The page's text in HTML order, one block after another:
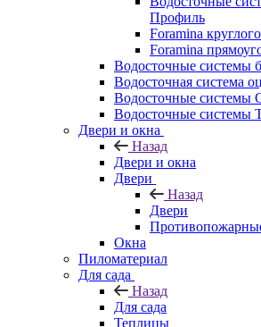
Профиль
Foramina
Foramina
Водосточные системы
Водосточная система
Водосточные системы
Водосточные
Двери и окна
Назад
Двери и окна
Двери
Назад
Двери
Окна
Пиломатериал
Для сада
Назад
Для сада
Теплицы